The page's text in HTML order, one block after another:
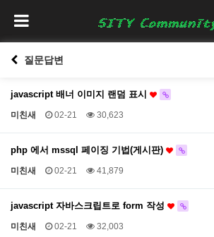
질문답변
javascript 배너 이미지 랜덤 표시
미친새 02-21 30,623
php 에서 mssql 페이징 기법(게시판)
미친새 02-21 41,879
javascript 자바스크립트로 form 작성
미친새 02-21 32,003